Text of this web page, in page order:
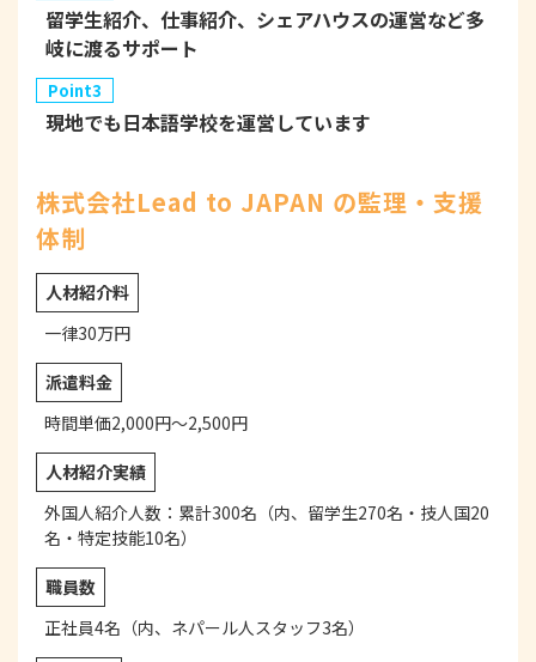
留学生紹介、仕事紹介、シェアハウスの運営など多
岐に渡るサポート
Point3
現地でも日本語学校を運営しています
株式会社Lead to JAPAN の監理・支援
体制
人材紹介料
一律30万円
派遣料金
時間単価2,000円～2,500円
人材紹介実績
外国人紹介人数：累計300名（内、留学生270名・技人国20
名・特定技能10名）
職員数
正社員4名（内、ネパール人スタッフ3名）